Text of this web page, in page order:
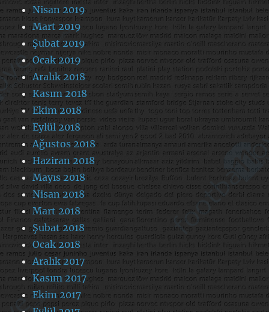
Nisan 2019
Mart 2019
Şubat 2019
Ocak 2019
Aralık 2018
Kasım 2018
Ekim 2018
Eylül 2018
Ağustos 2018
Haziran 2018
Mayıs 2018
Nisan 2018
Mart 2018
Şubat 2018
Ocak 2018
Aralık 2017
Kasım 2017
Ekim 2017